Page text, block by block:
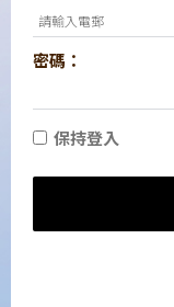
密碼：
保持登入